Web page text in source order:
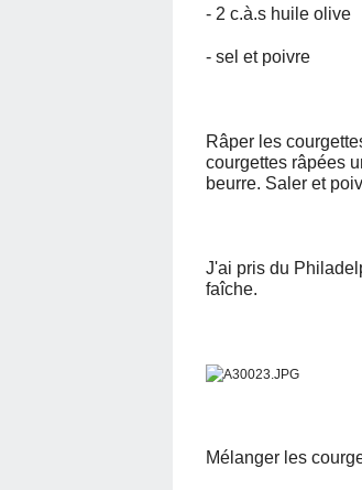
- 2 c.à.s huile olive
- sel et poivre
Râper les
courgettes râpées
beurre. Saler et
J'ai pris du
faîche.
Mélanger les